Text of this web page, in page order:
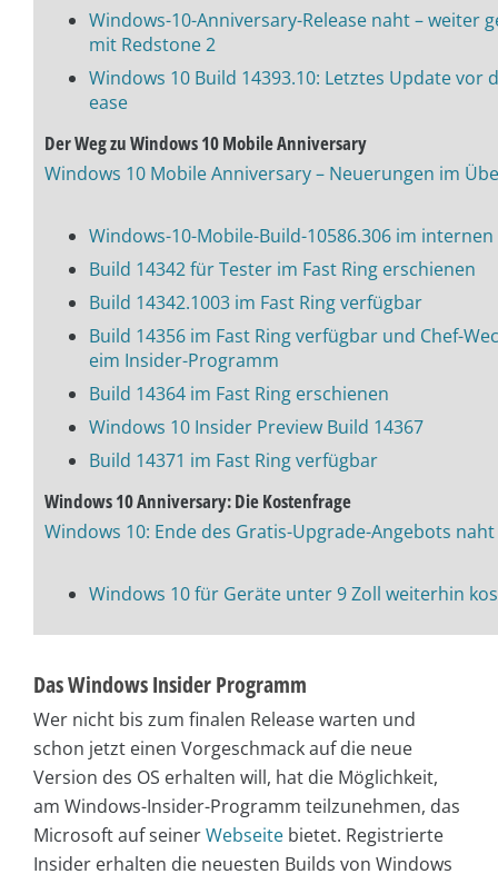
Windows-10-Anniversary-Release naht – weiter
mit Redstone 2
Windows 10 Build 14393.10: Letztes Update vor
ease
Der Weg zu Windows 10 Mobile Anniversary
Windows 10 Mobile Anniversary – Neuerungen im
Windows-10-Mobile-Build-10586.306 im internen
Build 14342 für Tester im Fast Ring erschienen
Build 14342.1003 im Fast Ring verfügbar
Build 14356 im Fast Ring verfügbar und Chef-
eim Insider-Programm
Build 14364 im Fast Ring erschienen
Windows 10 Insider Preview Build 14367
Build 14371 im Fast Ring verfügbar
Windows 10 Anniversary: Die Kostenfrage
Windows 10: Ende des Gratis-Upgrade-Angebots naht
Windows 10 für Geräte unter 9 Zoll weiterhin
Das Windows Insider Programm
Wer nicht bis zum finalen Release warten und
schon jetzt einen Vorgeschmack auf die neue
Version des OS erhalten will, hat die Möglichkeit,
am Windows-Insider-Programm teilzunehmen, das
Microsoft auf seinerWebseite bietet. Registrierte
Insider erhalten die neuesten Builds von Windows